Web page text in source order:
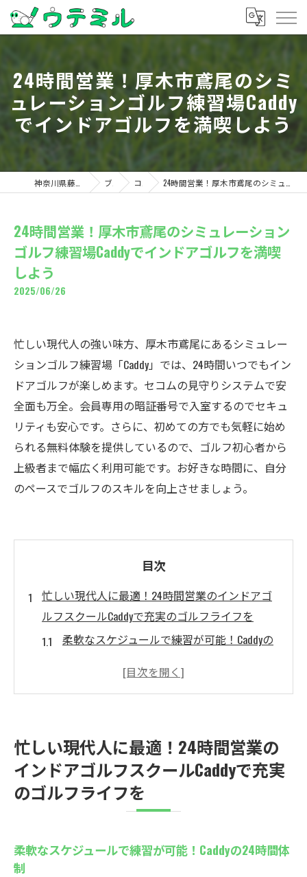
24時間営業！厚木市鳶尾のシミ
ュレーションゴルフ練習場Caddy
でインドアゴルフを満喫しよう
ブログ コラム 24時間営業！厚木市鳶尾のシミュレーションゴルフ練習場Caddyでインドアゴルフを満喫しよう
24時間営業！厚木市鳶尾のシミュレーション
ゴルフ練習場Caddyでインドアゴルフを満喫
しよう
2025/06/26
忙しい現代人の強い味方、厚木市鳶尾にあるシミュレー
ションゴルフ練習場「Caddy」では、24時間いつでもイン
ドアゴルフが楽しめます。セコムの見守りシステムで安
全面も万全。会員専用の暗証番号で入室するのでセキュ
リティも安心です。さらに、初めての方でも気軽に始め
られる無料体験を提供しているので、ゴルフ初心者から
上級者まで幅広く利用可能です。お好きな時間に、自分
のペースでゴルフのスキルを向上させましょう。
目次
忙しい現代人に最適！24時間営業のインドアゴ
ルフスクールCaddyで充実のゴルフライフを
柔軟なスケジュールで練習が可能！Caddyの
インドアゴルフのメリットとCaddyの独自サ
を楽しむ
初心者でも安心！Caddyのサポート体制
仲間と切磋琢磨できる環境がCaddyにはあり
う
忙しい現代人に最適！24時間営業の
インドアゴルフスクールCaddyで充実
のゴルフライフを
柔軟なスケジュールで練習が可能！Caddyの24時間体
制